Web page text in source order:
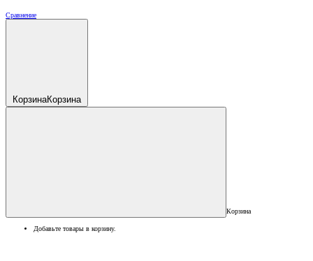
Сравнение
КорзинаКорзина
Корзина
Добавьте товары в корзину.